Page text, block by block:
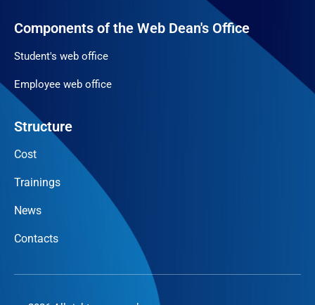
Components of the Web Dean's Office
Student's web office
Employee web office
Structure
Cost
Trainings
News
Contacts